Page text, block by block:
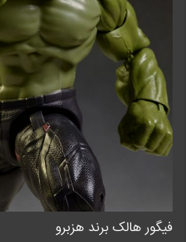
فیگور هالک برند هزبرو